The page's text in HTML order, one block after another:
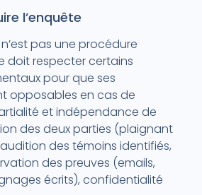
l’enquête
pas une procédure
doit respecter certains
pour que ses
opposables en cas de
et indépendance de
des deux parties (plaignant
des témoins identifiés,
des preuves (emails,
écrits), confidentialité